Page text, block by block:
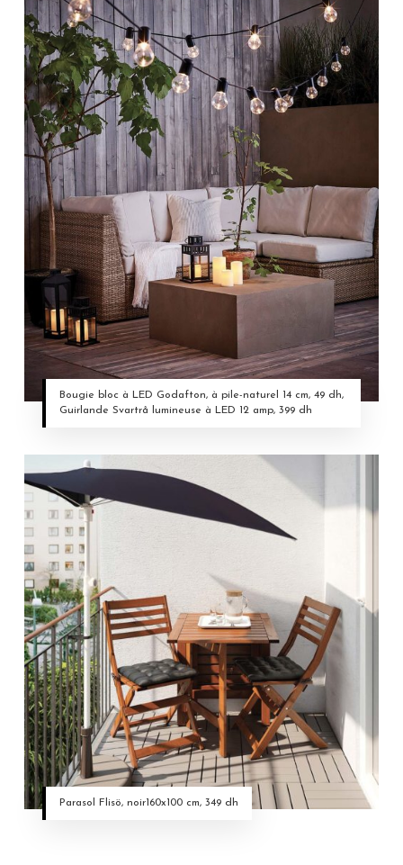
Bougie bloc à LED Godafton, à pile-naturel 14 cm, 49 dh,
Guirlande Svartrå lumineuse à LED 12 amp, 399 dh
Parasol Flisö, noir160x100 cm, 349 dh